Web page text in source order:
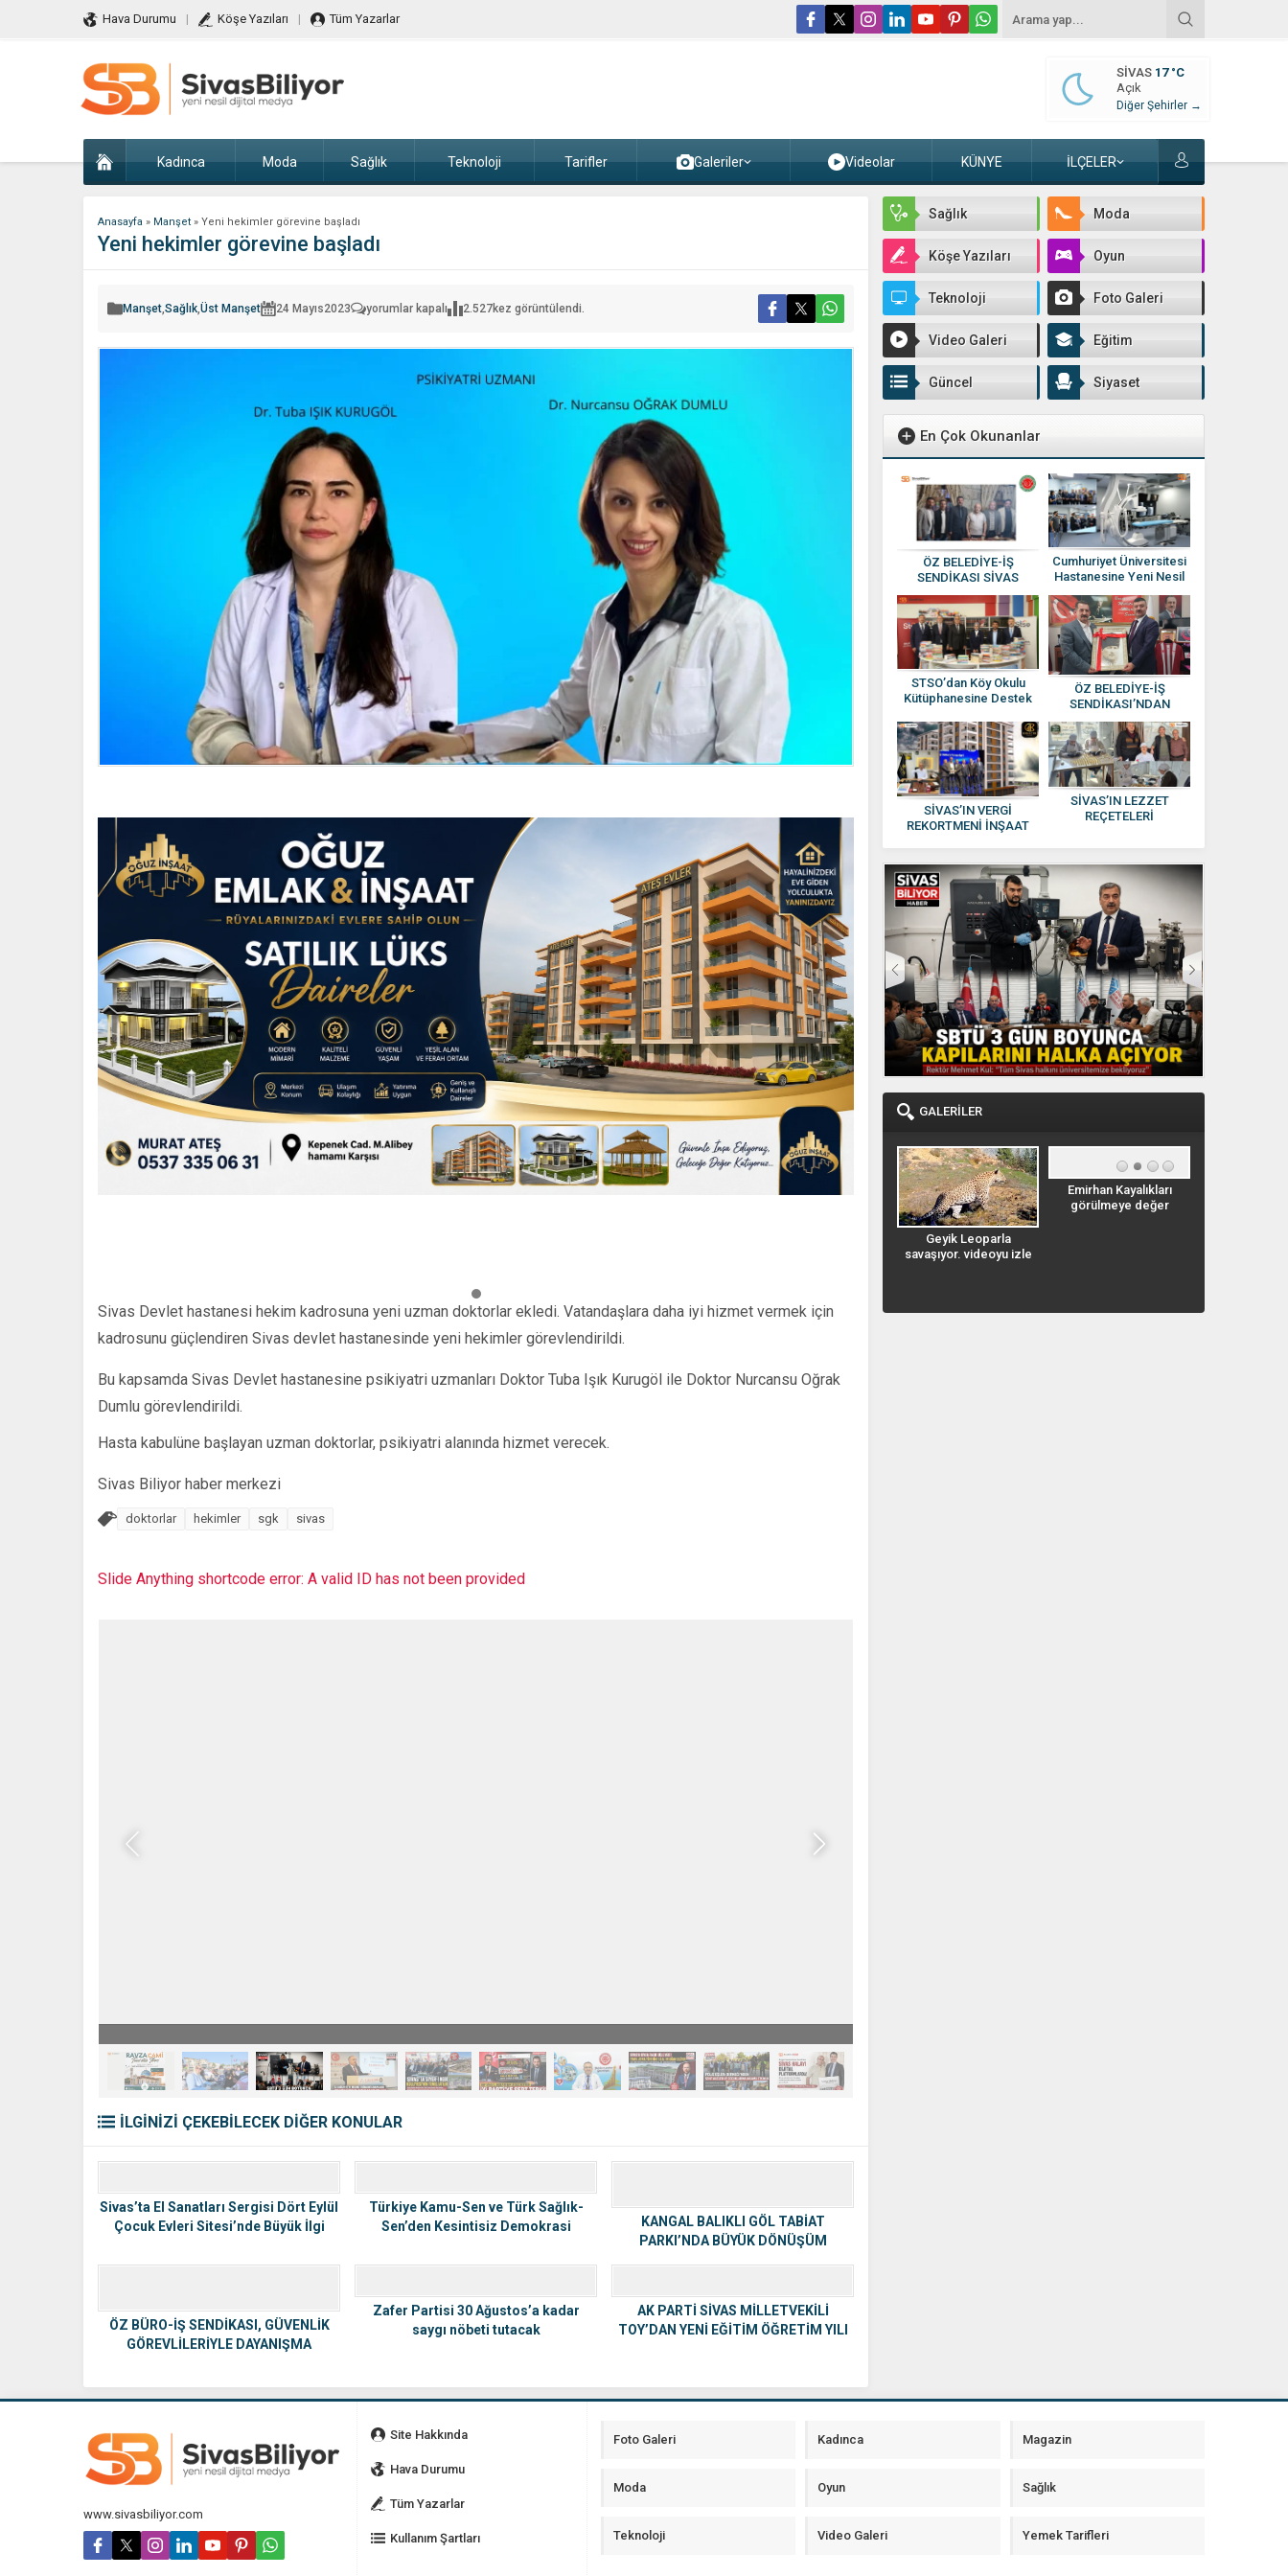
Hava Durumu Köşe Yazıları Tüm Yazarlar
SIVAS 17 °C
Açık
Diğer Şehirler →
Kadınca Moda Sağlık Teknoloji Tarifler Galeriler Videolar KÜNYE İLÇELER
Anasayfa » Manşet » Yeni hekimler görevine başladı
Yeni hekimler görevine başladı
Manşet,Sağlık,Üst Manşet 24 Mayıs2023
Yeni
başladı
yorumlar kapalı 2.527kez görüntülendi.
Sivas Devlet hastanesi hekim kadrosuna yeni uzman doktorlar ekledi. Vatandaşlara daha iyi hizmet vermek için
kadrosunu güçlendiren Sivas devlet hastanesinde yeni hekimler görevlendirildi.
Bu kapsamda Sivas Devlet hastanesine psikiyatri uzmanları Doktor Tuba Işık Kurugöl ile Doktor Nurcansu Oğrak
Dumlu görevlendirildi.
Hasta kabulüne başlayan uzman doktorlar, psikiyatri alanında hizmet verecek.
Sivas Biliyor haber merkezi
doktorlar hekimler sgk sivas
Slide Anything shortcode error: A valid ID has not been provided
İLGİNİZİ ÇEKEBİLECEK DİĞER KONULAR
Gördü
Sen’den Kesintisiz Demokrasi
Vurgusu
KANGAL BALIKLI GÖL TABİAT
PARKI’NDA BÜYÜK DÖNÜŞÜM
BAŞLIYOR
ÖZ BÜRO-İŞ SENDİKASI, GÜVENLİK
YEMEĞİNDE BULUŞTU
Zafer Partisi 30 Ağustos’a kadar
AK PARTİ SİVAS MİLLETVEKİLİ
Sağlık Moda
Köşe Yazıları Oyun
Teknoloji Foto Galeri
Video Galeri Eğitim
Güncel Siyaset
En Çok Okunanlar
ÖZ BELEDİYE-İŞ
SENDİKASI SİVAS
YÖNETİMİNE ATAMA
YAPILDI
Cumhuriyet Üniversitesi
Hastanesine Yeni Nesil
Anjiyografi Cihazı
STSO’dan Köy Okulu
Kütüphanesine Destek
ÖZ BELEDİYE-İŞ
SENDİKASI’NDAN
HAKAN SEZERER’E
HAYIRLI OLSUN
ZİYARETİ
SİVAS’IN VERGİ
REKORTMENİ İNŞAAT
ADI OLDU
SİVAS’IN LEZZET
REÇETELERİ
EKONOMİYE
KAZANDIRILIYOR
RAVZA CAMİ’NİN TEMELİ PAZARTESİ GÜNÜ
ATILACAK
SİVAS’TA 5 BİN KİŞİYE AYRAN AŞI İKRAMI
GALERİLER
Geyik Leoparla
savaşıyor. videoyu izle
Emirhan Kayalıkları
görülmeye değer
Hava Durumu